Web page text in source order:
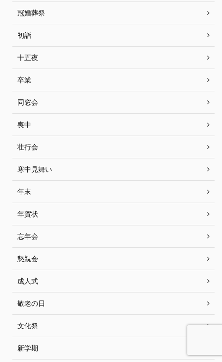
冠婚葬祭
初詣
十五夜
卒業
同窓会
喪中
壮行会
寒中見舞い
年末
年賀状
忘年会
懇親会
成人式
敬老の日
文化祭
新学期